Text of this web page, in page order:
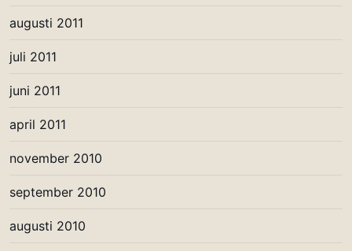
augusti 2011
juli 2011
juni 2011
april 2011
november 2010
september 2010
augusti 2010